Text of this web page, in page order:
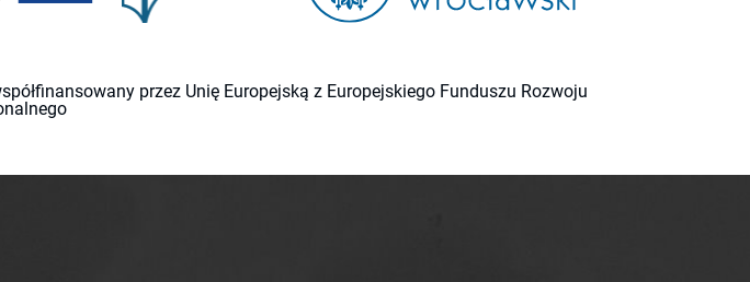
przez Unię Europejską z Europejskiego Funduszu Rozwoju